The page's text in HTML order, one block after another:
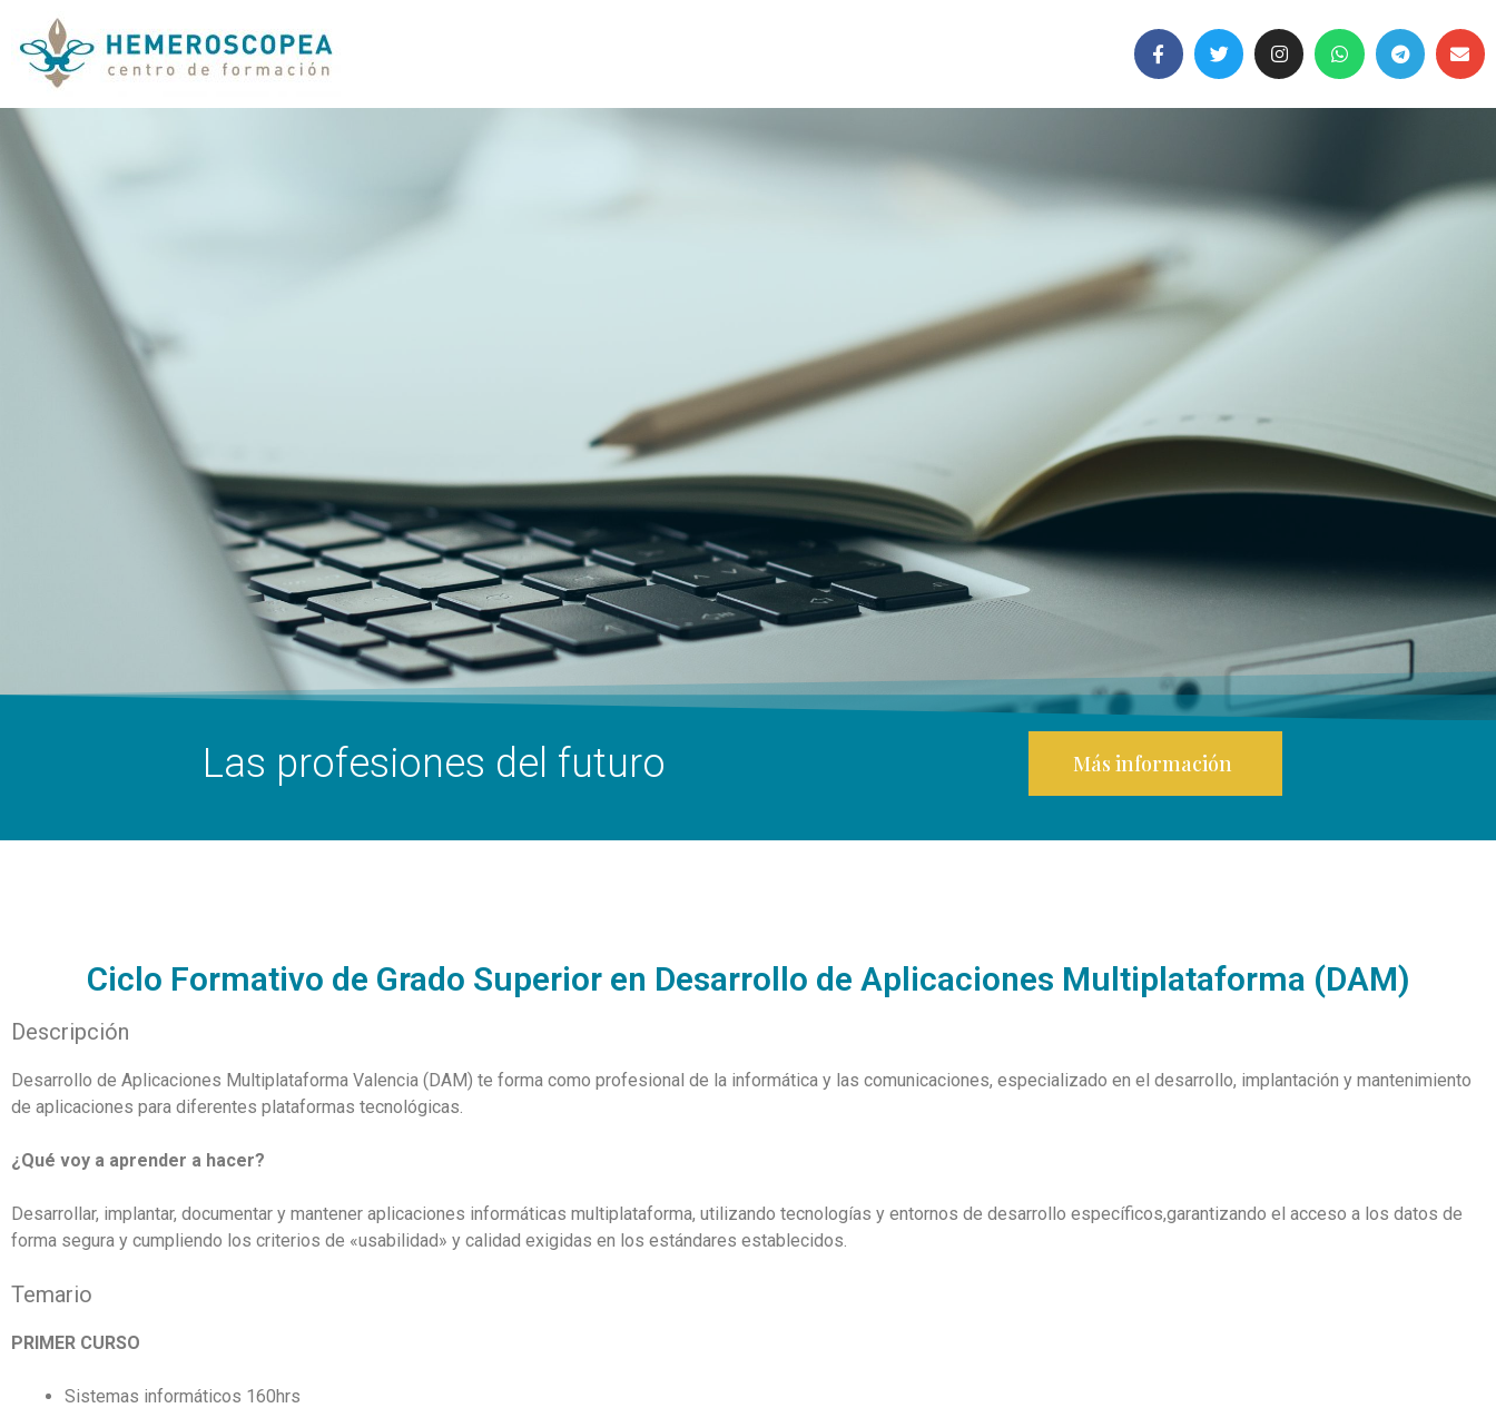
Las profesiones del futuro Más información
Ciclo Formativo de Grado Superior en Desarrollo de Aplicaciones Multiplataforma (DAM)
Descripción
Desarrollo de Aplicaciones Multiplataforma Valencia (DAM) te forma como profesional de la informática y las comunicaciones, especializado en el desarrollo, implantación y mantenimiento
de aplicaciones para diferentes plataformas tecnológicas.
¿Qué voy a aprender a hacer?
Desarrollar, implantar, documentar y mantener aplicaciones informáticas multiplataforma, utilizando tecnologías y entornos de desarrollo específicos,garantizando el acceso a los datos de
forma segura y cumpliendo los criterios de «usabilidad» y calidad exigidas en los estándares establecidos.
Temario
PRIMER CURSO
Sistemas informáticos 160hrs